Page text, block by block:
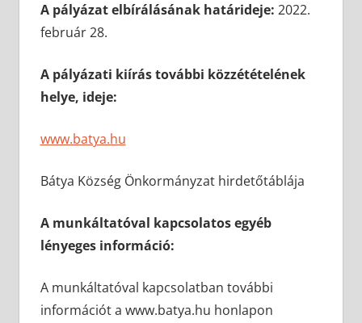
A pályázat elbírálásának határideje: 2022.
február 28.
A pályázati kiírás további közzétételének
helye, ideje:
www.batya.hu
Bátya Község Önkormányzat hirdetőtáblája
A munkáltatóval kapcsolatos egyéb
lényeges információ:
A munkáltatóval kapcsolatban további
információt a www.batya.hu honlapon